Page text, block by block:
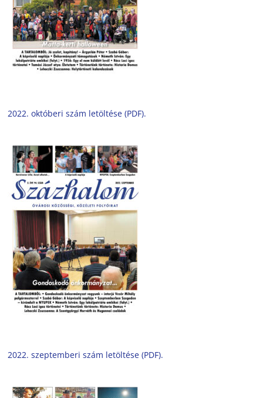
2022. októberi szám letöltése (PDF).
2022. szeptemberi szám letöltése (PDF).